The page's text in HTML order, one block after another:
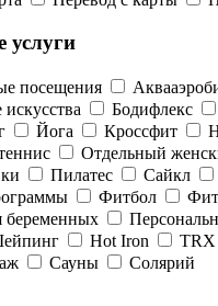
услуги
посещения
Бодифлекс
Йога Кроссфит
Отдельный
Пилатес Сайкл
Фитбол
беременных
Hot Iron
TRX
Сауны Солярий